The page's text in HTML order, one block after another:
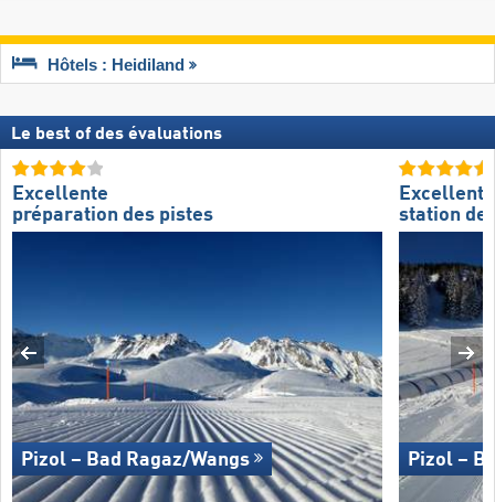
Hôtels : Heidiland
Le best of des évaluations
Excellente
préparation des pistes
Pizol – Bad Ragaz/​Wangs
Excellente
station
Pizol –